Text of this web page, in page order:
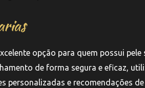
opção para quem possui pele
de forma segura e eficaz,
personalizadas e recomendações